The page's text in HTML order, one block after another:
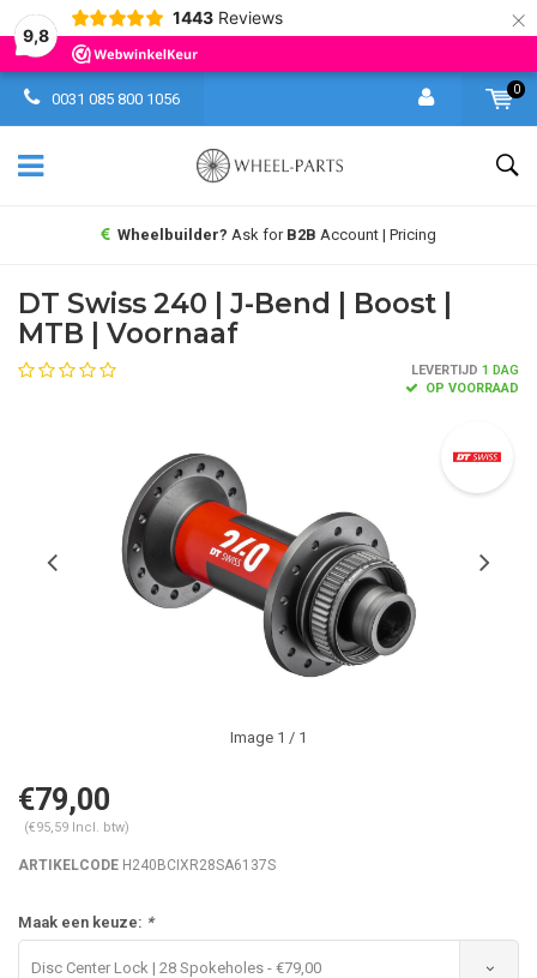
9,8
1443 Reviews ×
0031 085 800 1056
0
Wheelbuilder? Ask for B2B Account | Pricing
DT Swiss 240 | J-Bend | Boost |
MTB | Voornaaf
LEVERTIJD 1 DAG
OP VOORRAAD
Image 1 / 1
€79,00
(€95,59 Incl. btw)
ARTIKELCODE H240BCIXR28SA6137S
Maak een keuze: *
Disc Center Lock | 28 Spokeholes - €79,00